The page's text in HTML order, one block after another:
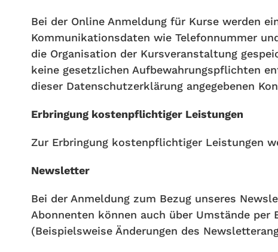
Bei der Online Anmeldung für Kurse werden
Kommunikationsdaten wie Telefonnummer
die Organisation der Kursveranstaltung
keine gesetzlichen Aufbewahrungspflichten
dieser Datenschutzerklärung angegebenen
Erbringung kostenpflichtiger Leistungen
Zur Erbringung kostenpflichtiger Leistungen
Newsletter
Bei der Anmeldung zum Bezug unseres
Abonnenten können auch über Umstände
(Beispielsweise Änderungen des